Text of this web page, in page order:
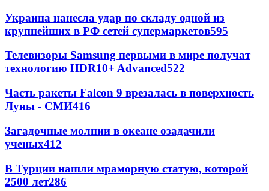
Украина нанесла удар по складу одной из
крупнейших в РФ сетей супермаркетов595
Телевизоры Samsung первыми в мире получат
технологию HDR10+ Advanced522
Часть ракеты Falcon 9 врезалась в поверхность
Луны - СМИ416
Загадочные молнии в океане озадачили
ученых412
В Турции нашли мраморную статую, которой
2500 лет286